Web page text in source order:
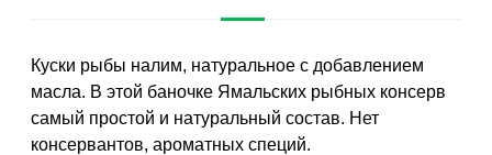
Куски рыбы налим, натуральное с добавлением
масла. В этой баночке Ямальских рыбных консерв
самый простой и натуральный состав. Нет
консервантов, ароматных специй.